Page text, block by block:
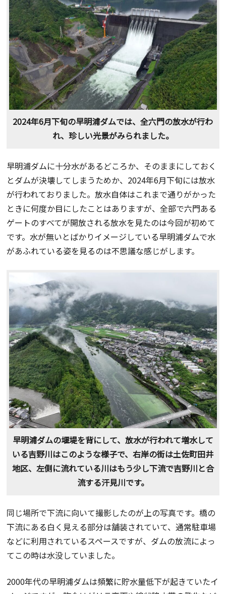
2024年6月下旬の早明浦ダムでは、全六門の放水が行わ
れ、珍しい光景がみられました。
早明浦ダムに十分水があるどころか、そのままにしておく
とダムが決壊してしまうためか、2024年6月下旬には放水
が行われておりました。放水自体はこれまで通りがかった
ときに何度か目にしたことはありますが、全部で六門ある
ゲートのすべてが開放される放水を見たのは今回が初めて
です。水が無いとばかりイメージしている早明浦ダムで水
があふれている姿を見るのは不思議な感じがします。
早明浦ダムの堰堤を背にして、放水が行われて増水して
いる吉野川はこのような様子で、右岸の街は土佐町田井
地区、左側に流れている川はもう少し下流で吉野川と合
流する汗見川です。
同じ場所で下流に向いて撮影したのが上の写真です。橋の
下流にある白く見える部分は舗装されていて、通常駐車場
などに利用されているスペースですが、ダムの放流によっ
てこの時は水没していました。
2000年代の早明浦ダムは頻繁に貯水量低下が起きていたイ